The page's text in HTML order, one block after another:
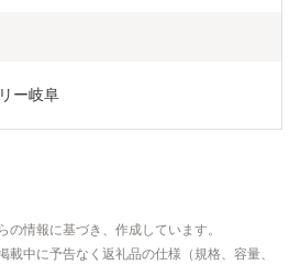
ー岐阜
の情報に基づき、作成しています。
載中に予告なく返礼品の仕様（規格、容量、